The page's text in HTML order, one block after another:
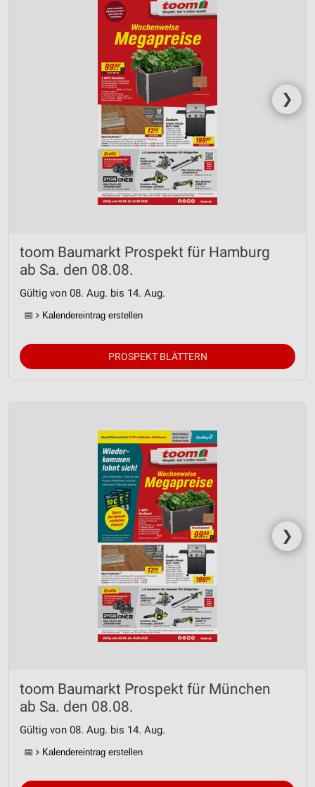
❯
toom Baumarkt Prospekt für Hamburg
ab Sa. den 08.08.
Gültig von 08. Aug. bis 14. Aug.
📅 Kalendereintrag erstellen
PROSPEKT BLÄTTERN
❯
toom Baumarkt Prospekt für München
ab Sa. den 08.08.
Gültig von 08. Aug. bis 14. Aug.
📅 Kalendereintrag erstellen